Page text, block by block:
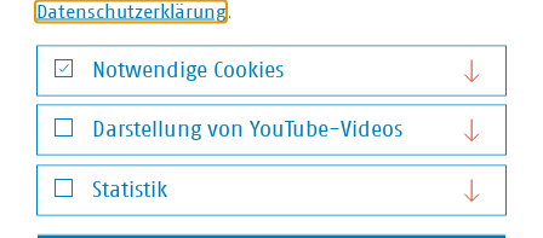
Der Verband kommunaler Unternehmen e. V. (VKU)
vertritt über 1.500 Stadtwerke und
kommunalwirtschaftliche Unternehmen in den Bereichen
Energie, Wasser/Abwasser, Abfallwirtschaft sowie
Telekommunikation. Mit rund 283.000 Beschäftigten
wurden 2019 Umsatzerlöse von 123 Milliarden Euro
erwirtschaftet und mehr als 13 Milliarden Euro investiert.
Im Endkundensegment haben die VKU-
Datenschutzerklärung
Notwendige Cookies
Notwendige Cookies
Darstellung von YouTube-Videos
Darstellung von YouTube-Videos
Statistik
Statistik